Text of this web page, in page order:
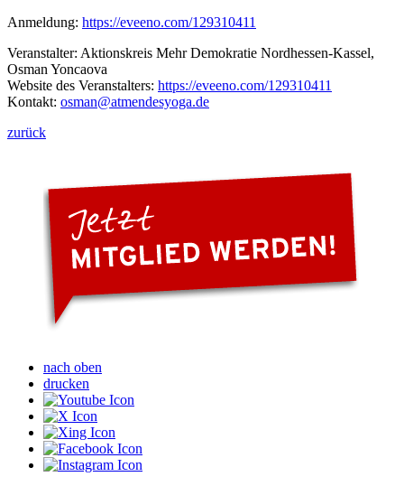
Anmeldung: https://eveeno.com/129310411
Veranstalter: Aktionskreis Mehr Demokratie Nordhessen-Kassel,
Osman Yoncaova
Website des Veranstalters: https://eveeno.com/129310411
Kontakt: osman@atmendesyoga.de
zurück
nach oben
drucken